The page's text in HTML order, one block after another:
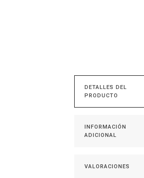
DETALLES DEL
PRODUCTO
INFORMACIÓN
ADICIONAL
VALORACIONES